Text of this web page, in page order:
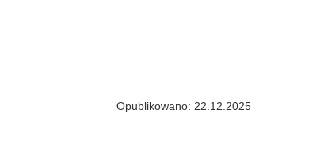
Opublikowano: 22.12.2025